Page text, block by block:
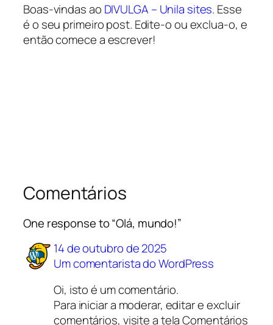
Boas-vindas ao DIVULGA – Unila sites. Esse
é o seu primeiro post. Edite-o ou exclua-o, e
então comece a escrever!
Comentários
One response to “Olá, mundo!”
14 de outubro de 2025
Um comentarista do WordPress
Oi, isto é um comentário.
Para iniciar a moderar, editar e excluir
comentários, visite a tela Comentários